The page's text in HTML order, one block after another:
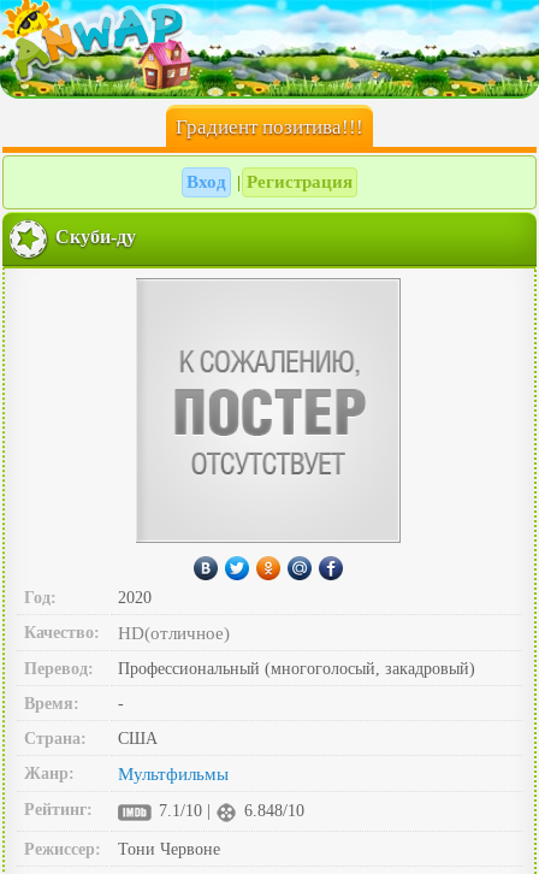
Градиент позитива!!!
Вход Регистрация
Скуби-ду
Год:
2020
Качество:
HD(отличное)
Перевод:
Профессиональный (многоголосый, закадровый)
Время:
-
Страна:
США
Жанр:
Мультфильмы
Рейтинг: 7.1/10 | 6.848/10
Режиссер:
Тони Червоне